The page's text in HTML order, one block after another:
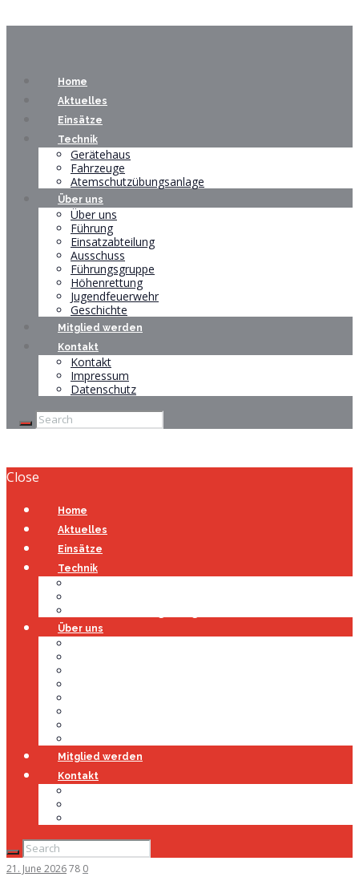
Home
Aktuelles
Einsätze
Technik
Gerätehaus
Fahrzeuge
Atemschutzübungsanlage
Über uns
Über uns
Führung
Einsatzabteilung
Ausschuss
Führungsgruppe
Höhenrettung
Jugendfeuerwehr
Geschichte
Mitglied werden
Kontakt
Kontakt
Impressum
Datenschutz
Close
Home
Aktuelles
Einsätze
Technik
Über uns
Mitglied werden
Kontakt
21. June 202678 0